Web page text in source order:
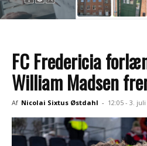
FC Fredericia
William Madsen
Af Nicolai Sixtus Østdahl - 12:05 - 3. juli